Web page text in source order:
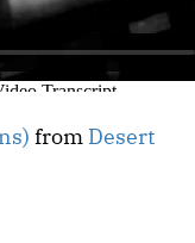
from Desert